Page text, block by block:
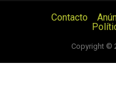
Contacto
Copyright ©